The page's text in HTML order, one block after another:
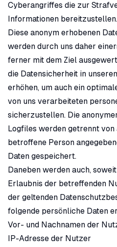
Cyberangriffes die zur
Informationen bereitzustellen.
Diese anonym erhobenen
werden durch uns daher
ferner mit dem Ziel
die Datensicherheit in
erhöhen, um auch ein
von uns verarbeiteten
sicherzustellen. Die
Logfiles werden getrennt
betroffene Person
Daten gespeichert.
Daneben werden auch,
Erlaubnis der betreffenden
der geltenden
folgende persönliche Daten
Vor- und Nachnamen der
IP-Adresse der Nutzer